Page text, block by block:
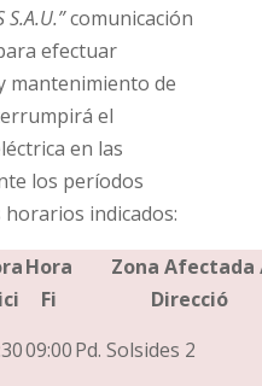
S.A.U.”comunicación
efectuar
mantenimiento de
el
en las
los períodos
indicados:
Hora
Fi
Zona Afectada
Direcció
09:00Pd. Solsides 2